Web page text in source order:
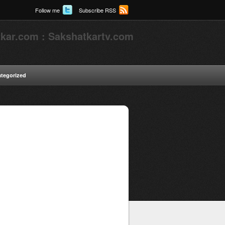
Follow me Subscribe RSS
: Sakshatkartv.com